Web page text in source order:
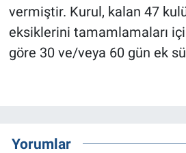
vermiştir. Kurul, kalan 47
eksiklerini tamamlamaları
göre 30 ve/veya 60 gün ek
Yorumlar